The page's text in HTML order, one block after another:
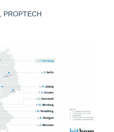
PROPTECH